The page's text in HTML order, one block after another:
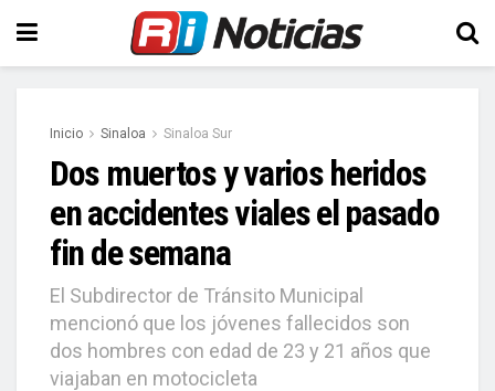
Inicio Sinaloa Sinaloa Sur
Dos muertos y varios heridos
en accidentes viales el pasado
fin de semana
El Subdirector de Tránsito Municipal
mencionó que los jóvenes fallecidos son
dos hombres con edad de 23 y 21 años que
viajaban en motocicleta